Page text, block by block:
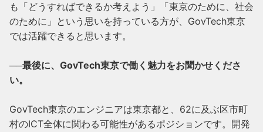
も「どうすればできるか考えよう」「東京のために、社会
のために」という思いを持っている方が、GovTech東京
では活躍できると思います。
──最後に、GovTech東京で働く魅力をお聞かせくださ
い。
GovTech東京のエンジニアは東京都と、62に及ぶ区市町
村のICT全体に関わる可能性があるポジションです。開発